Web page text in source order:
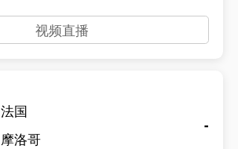
视频直播
法国
摩洛哥
-